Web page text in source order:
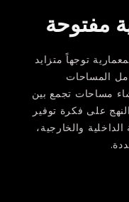
مفتوحة
توجهاً متزايد
المساحات
مساحات تجمع بين
على فكرة توفير
الداخلية والخارجية،